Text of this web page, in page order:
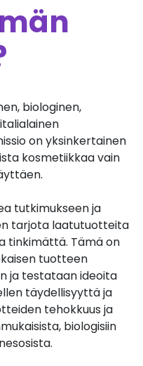
biologinen,
on yksinkertainen
kosmetiikkaa vain
tutkimukseen ja
tarjota laatutuotteita
tinkimättä. Tämä on
tuotteen
ja testataan ideoita
täydellisyyttä ja
tehokkuus ja
biologisiin